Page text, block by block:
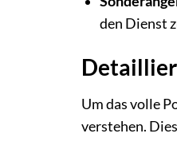
den Dienst
Um das volle
verstehen.